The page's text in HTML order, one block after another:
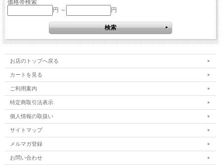
価格帯検索
円 ～
円
お店のトップへ戻る
カートを見る
ご利用案内
特定商取引法表示
個人情報の取扱い
サイトマップ
メルマガ登録
お問い合わせ